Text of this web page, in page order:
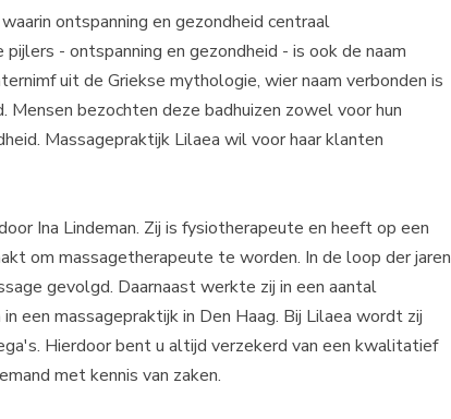
ontspanning en gezondheid centraal
- ontspanning en gezondheid - is ook de naam
uit de Griekse mythologie, wier naam verbonden is
Mensen bezochten deze badhuizen zowel voor hun
Massagepraktijk Lilaea wil voor haar klanten
Ina Lindeman. Zij is fysiotherapeute en heeft op een
om massagetherapeute te worden. In de loop der jaren
gevolgd. Daarnaast werkte zij in een aantal
een massagepraktijk in Den Haag. Bij Lilaea wordt zij
Hierdoor bent u altijd verzekerd van een kwalitatief
met kennis van zaken.